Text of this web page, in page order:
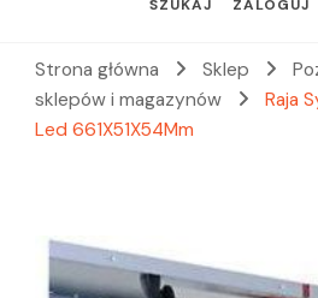
SZUKAJ ZALOGUJ
Strona główna Sklep
sklepów i magazynów
Raja
Led 661X51X54Mm